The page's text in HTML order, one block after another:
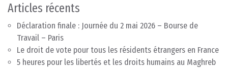
Articles récents
Déclaration finale : Journée du 2 mai 2026 – Bourse de
Travail – Paris
Le droit de vote pour tous les résidents étrangers en France
5 heures pour les libertés et les droits humains au Maghreb